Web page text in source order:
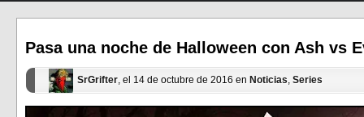
Pasa una noche de Halloween con Ash vs
SrGrifter, el 14 de octubre de 2016 en Noticias, Series